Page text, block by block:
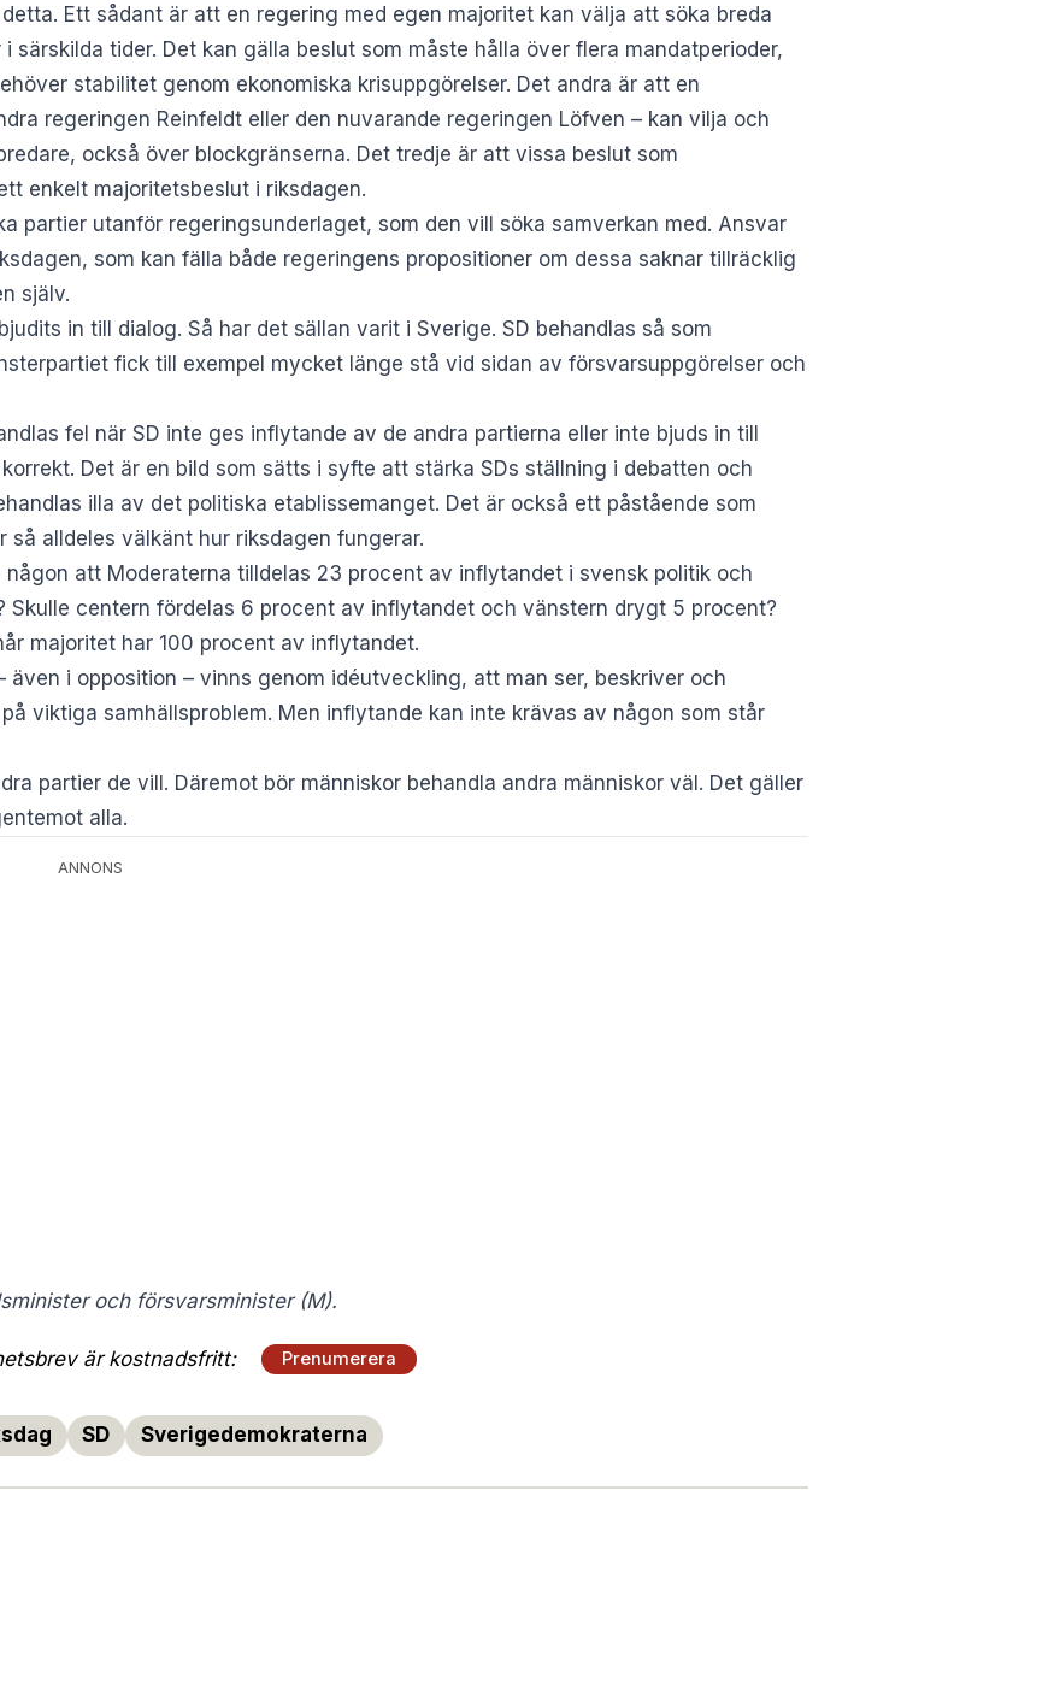
Ett sådant är att en regering med egen majoritet kan välja att söka breda
särskilda tider. Det kan gälla beslut som måste hålla över flera mandatperioder,
stabilitet genom ekonomiska krisuppgörelser. Det andra är att en
regeringen Reinfeldt eller den nuvarande regeringen Löfven – kan vilja och
också över blockgränserna. Det tredje är att vissa beslut som
enkelt majoritetsbeslut i riksdagen.
partier utanför regeringsunderlaget, som den vill söka samverkan med. Ansvar
som kan fälla både regeringens propositioner om dessa saknar tillräcklig
själv.
in till dialog. Så har det sällan varit i Sverige. SD behandlas så som
fick till exempel mycket länge stå vid sidan av försvarsuppgörelser och
fel när SD inte ges inflytande av de andra partierna eller inte bjuds in till
Det är en bild som sätts i syfte att stärka SDs ställning i debatten och
illa av det politiska etablissemanget. Det är också ett påstående som
alldeles välkänt hur riksdagen fungerar.
någon att Moderaterna tilldelas 23 procent av inflytandet i svensk politik och
Skulle centern fördelas 6 procent av inflytandet och vänstern drygt 5 procent?
majoritet har 100 procent av inflytandet.
även i opposition – vinns genom idéutveckling, att man ser, beskriver och
viktiga samhällsproblem. Men inflytande kan inte krävas av någon som står
partier de vill. Däremot bör människor behandla andra människor väl. Det gäller
alla.
ANNONS
och försvarsminister (M).
är kostnadsfritt: Prenumerera
SD Sverigedemokraterna